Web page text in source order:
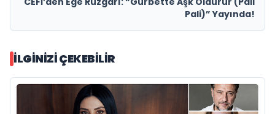
Pali)” Yayında!
İLGINIZI ÇEKEBILIR